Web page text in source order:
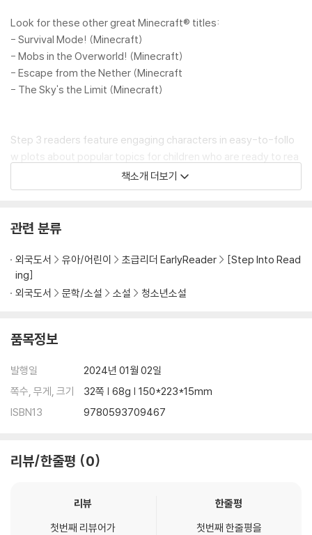
Look for these other great Minecraft® titles:
- Survival Mode! (Minecraft)
- Mobs in the Overworld! (Minecraft)
- Escape from the Nether (Minecraft
- The Sky's the Limit (Minecraft)
Step 3 readers feature engaging characters in easy-to-follo
w plots about popular topics for children who are ready to rea
aft logo, the Mojang Studios logo and the Creeper logo are tra
책소개 더보기
관련 분류
외국도서 유아/어린이 초급리더 EarlyReader
[Step Into Read
ing]
외국도서
문학/소설 소설 청소년소설
품목정보
발행일
2024년 01월 02일
쪽수, 무게, 크기
32쪽 | 68g | 150*223*15mm
ISBN13
9780593709467
리뷰/한줄평 0
리뷰
첫번째 리뷰어가
한줄평
첫번째 한줄평을